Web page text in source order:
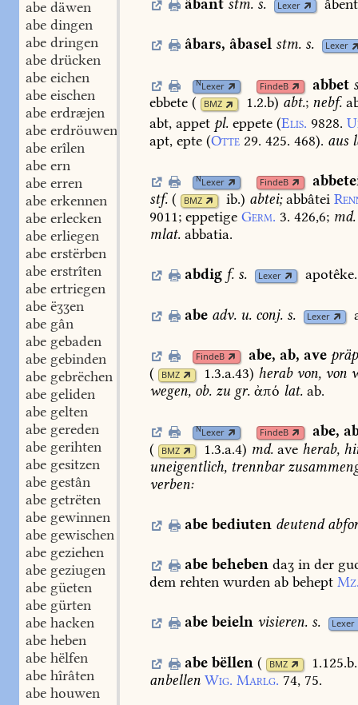
abe däwen
abe dingen
abe dringen
abe drücken
abe eichen
abe eischen
abe erdræjen
abe erdröuwen
abe erîlen
abe ern
abe erren
abe erkennen
abe erlecken
abe erliegen
abe erstërben
abe erstrîten
abe ertriegen
abe ëʒʒen
abe gân
abe gebaden
abe gebinden
abe gebrëchen
abe geliden
abe gelten
abe gereden
abe gerihten
abe gesitzen
abe gestân
abe getrëten
abe gewinnen
abe gewischen
abe geziehen
abe geziugen
abe güeten
abe gürten
abe hacken
abe heben
abe hëlfen
abe hîrâten
abe houwen
âbant stm. s. Lexer
âbars, âbasel stm. s. Lexer
NLexer FindeB abbet
ebbete ( BMZ 1.2.b) abt.; nebf.
abt, appet pl. eppete (Elis. 9828.
apt, epte (Otte 29. 425. 468). aus
NLexer FindeB
stf. ( BMZ ib.) abtei; abbâtei
9011; eppetige Germ. 3. 426,6; md.
mlat. abbatia.
abdig f. s. Lexer apotêke.
abe adv. u. conj. s. Lexer
FindeB abe, ab, ave
(
BMZ 1.3.a.43) herabvon, von
wegen, ob. zu gr. ἀπό lat. ab.
NLexer FindeB abe,
(
BMZ 1.3.a.4) md. ave herab,
uneigentlich, trennbar
verben:
abebediuten deutend
abebeheben daʒinder
dem rehten wurden ab behept
abebeieln visieren. s. Lexer
abebëllen ( BMZ
anbellen Wig. Marlg. 74, 75.